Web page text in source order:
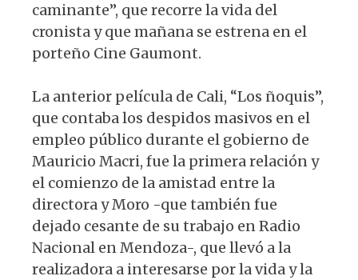
caminante”, que recorre la vida del
cronista y que mañana se estrena en el
porteño Cine Gaumont.
La anterior película de Cali, “Los ñoquis”,
que contaba los despidos masivos en el
empleo público durante el gobierno de
Mauricio Macri, fue la primera relación y
el comienzo de la amistad entre la
directora y Moro -que también fue
dejado cesante de su trabajo en Radio
Nacional en Mendoza-, que llevó a la
realizadora a interesarse por la vida y la